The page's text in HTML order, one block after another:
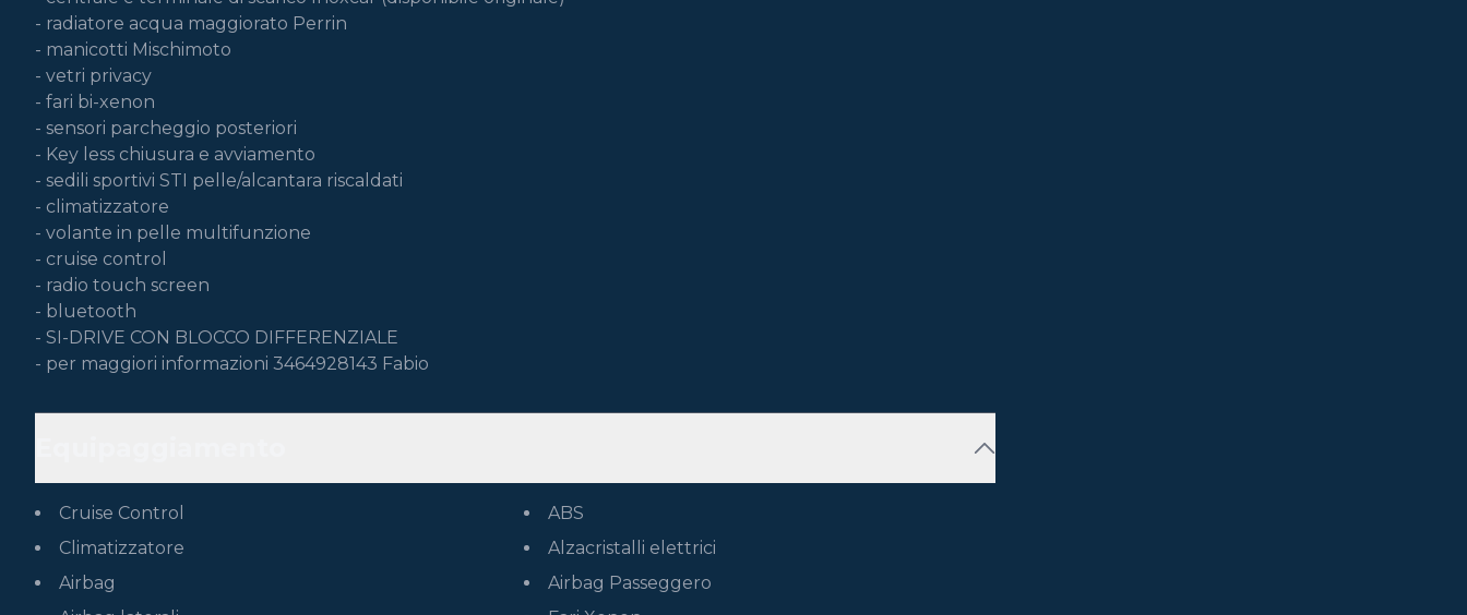
- radiatore acqua maggiorato Perrin
- manicotti Mischimoto
- vetri privacy
- fari bi-xenon
- sensori parcheggio posteriori
- Key less chiusura e avviamento
- sedili sportivi STI pelle/alcantara riscaldati
- climatizzatore
- volante in pelle multifunzione
- cruise control
- radio touch screen
- bluetooth
- SI-DRIVE CON BLOCCO DIFFERENZIALE
- per maggiori informazioni 3464928143 Fabio
Cruise Control
ABS
Climatizzatore
Alzacristalli elettrici
Airbag
Airbag Passeggero